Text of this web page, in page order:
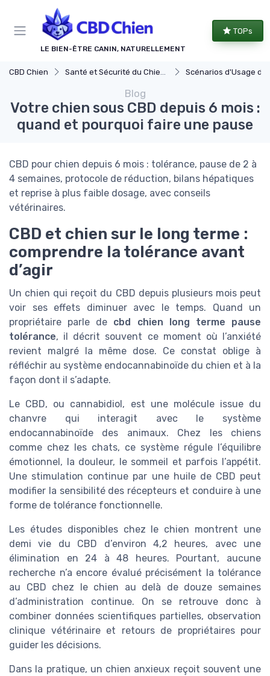
LE BIEN-ÊTRE CANIN, NATURELLEMENT
TOPs
CBD Chien Santé et Sécurité du Chien avec le CBD Scénarios d'Usage du CBD chez le
Blog
Votre chien sous CBD depuis 6 mois :
quand et pourquoi faire une pause
CBD pour chien depuis 6 mois : tolérance, pause de 2 à
4 semaines, protocole de réduction, bilans hépatiques
et reprise à plus faible dosage, avec conseils
vétérinaires.
CBD et chien sur le long terme :
comprendre la tolérance avant
d’agir
Un chien qui reçoit du CBD depuis plusieurs mois peut
voir ses effets diminuer avec le temps. Quand un
propriétaire parle de cbd chien long terme pause
tolérance, il décrit souvent ce moment où l’anxiété
revient malgré la même dose. Ce constat oblige à
réfléchir au système endocannabinoïde du chien et à la
façon dont il s’adapte.
Le CBD, ou cannabidiol, est une molécule issue du
chanvre qui interagit avec le système
endocannabinoïde des animaux. Chez les chiens
comme chez les chats, ce système régule l’équilibre
émotionnel, la douleur, le sommeil et parfois l’appétit.
Une stimulation continue par une huile de CBD peut
modifier la sensibilité des récepteurs et conduire à une
forme de tolérance fonctionnelle.
Les études disponibles chez le chien montrent une
demi vie du CBD d’environ 4,2 heures, avec une
élimination en 24 à 48 heures. Pourtant, aucune
recherche n’a encore évalué précisément la tolérance
au CBD chez le chien au delà de douze semaines
d’administration continue. On se retrouve donc à
combiner données scientifiques partielles, observation
clinique vétérinaire et retours de propriétaires pour
guider les décisions.
Dans la pratique, un chien anxieux reçoit souvent une
Panneau de gestion des cookies